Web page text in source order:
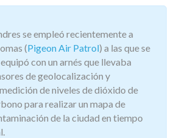
se empleó recientemente a
(Pigeon Air Patrol) a las que se
con un arnés que llevaba
de geolocalización y
de niveles de dióxido de
para realizar un mapa de
de la ciudad en tiempo